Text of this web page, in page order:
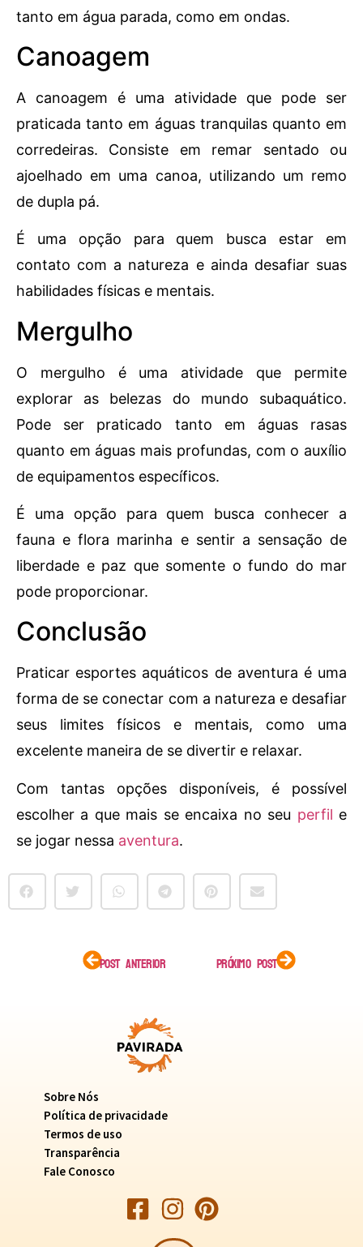
tanto em água parada, como em ondas.
Canoagem
A canoagem é uma atividade que pode ser
praticada tanto em águas tranquilas quanto em
corredeiras. Consiste em remar sentado ou
ajoelhado em uma canoa, utilizando um remo
de dupla pá.
É uma opção para quem busca estar em
contato com a natureza e ainda desafiar suas
habilidades físicas e mentais.
Mergulho
O mergulho é uma atividade que permite
explorar as belezas do mundo subaquático.
Pode ser praticado tanto em águas rasas
quanto em águas mais profundas, com o auxílio
de equipamentos específicos.
É uma opção para quem busca conhecer a
fauna e flora marinha e sentir a sensação de
liberdade e paz que somente o fundo do mar
pode proporcionar.
Conclusão
Praticar esportes aquáticos de aventura é uma
forma de se conectar com a natureza e desafiar
seus limites físicos e mentais, como uma
excelente maneira de se divertir e relaxar.
Com tantas opções disponíveis, é possível
escolher a que mais se encaixa no seu perfil e
se jogar nessa aventura.
POST ANTERIOR PRÓXIMO POST
Sobre Nós
Política de privacidade
Termos de uso
Transparência
Fale Conosco